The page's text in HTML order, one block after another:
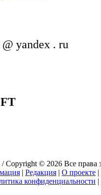
yandex . ru
/ Copyright © 2026 Все
Редакция О проекте
конфиденциальности